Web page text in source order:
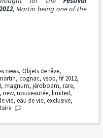
, Martin being one of the
news, Objets de rêve,
,cognac,vsop,fif 2012,
, magnum, jéroboam, rare,
new, nouveautée, limited,
vie, eau de vie, exclusive,